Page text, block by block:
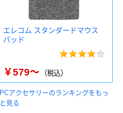
エレコム スタンダードマウス
パッド
￥579～ （税込）
PCアクセサリーのランキングをもっ
と見る